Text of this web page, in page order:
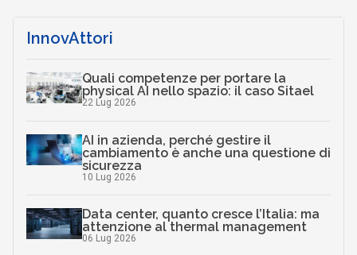
InnovAttori
Quali competenze per portare la
physical AI nello spazio: il caso Sitael
22 Lug 2026
AI in azienda, perché gestire il
cambiamento è anche una questione di
sicurezza
10 Lug 2026
Data center, quanto cresce l’Italia: ma
attenzione al thermal management
06 Lug 2026